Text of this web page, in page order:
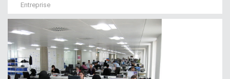
Entreprise